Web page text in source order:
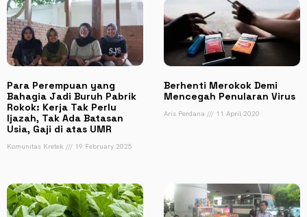
Para Perempuan yang
Bahagia Jadi Buruh Pabrik
Rokok: Kerja Tak Perlu
Ijazah, Tak Ada Batasan
Usia, Gaji di atas UMR
Komunitas Kretek 19 February 2025
Berhenti Merokok Demi
Mencegah Penularan Virus
Aris Perdana 11 April 2020